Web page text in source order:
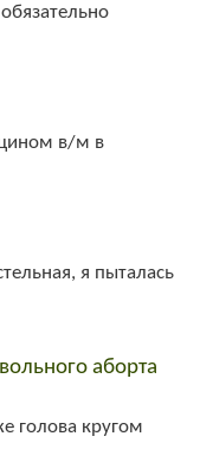
в/м в
я пыталась
аборта
голова кругом